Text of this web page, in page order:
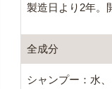
製造日より2年。
全成分
シャンプー：水